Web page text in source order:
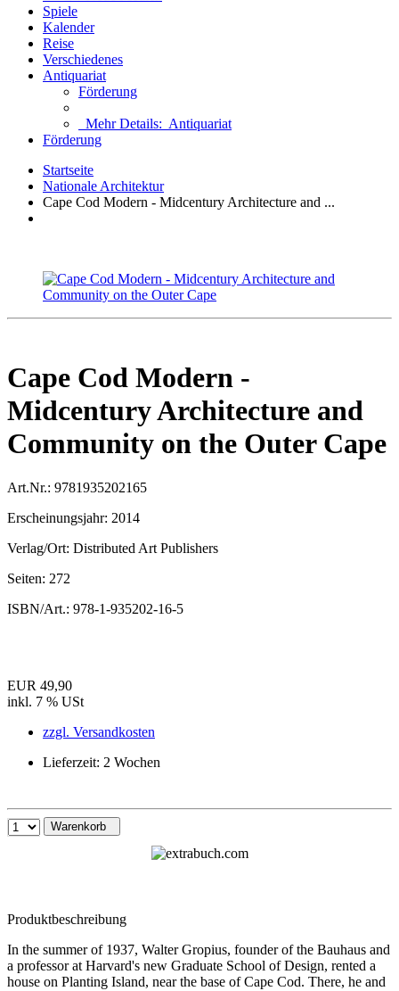
Spiele
Kalender
Reise
Verschiedenes
Antiquariat
Förderung
Mehr Details: Antiquariat
Förderung
Startseite
Nationale Architektur
Cape Cod Modern - Midcentury Architecture and ...
Cape Cod Modern -
Midcentury Architecture and
Community on the Outer Cape
Art.Nr.: 9781935202165
Erscheinungsjahr: 2014
Verlag/Ort: Distributed Art Publishers
Seiten: 272
ISBN/Art.: 978-1-935202-16-5
EUR 49,90
inkl. 7 % USt
zzgl. Versandkosten
Lieferzeit: 2 Wochen
Warenkorb
Produktbeschreibung
In the summer of 1937, Walter Gropius, founder of the Bauhaus and
a professor at Harvard's new Graduate School of Design, rented a
house on Planting Island, near the base of Cape Cod. There, he and